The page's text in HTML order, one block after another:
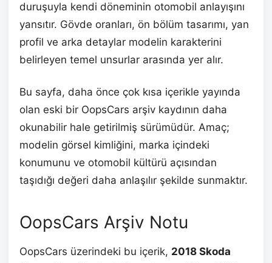
duruşuyla kendi döneminin otomobil anlayışını
yansıtır. Gövde oranları, ön bölüm tasarımı, yan
profil ve arka detaylar modelin karakterini
belirleyen temel unsurlar arasında yer alır.
Bu sayfa, daha önce çok kısa içerikle yayında
olan eski bir OopsCars arşiv kaydının daha
okunabilir hale getirilmiş sürümüdür. Amaç;
modelin görsel kimliğini, marka içindeki
konumunu ve otomobil kültürü açısından
taşıdığı değeri daha anlaşılır şekilde sunmaktır.
OopsCars Arşiv Notu
OopsCars üzerindeki bu içerik, 2018 Skoda